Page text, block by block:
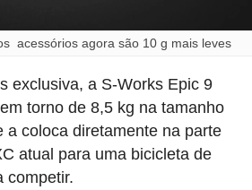
acessórios agora são 10 g mais leves
exclusiva, a S-Works Epic 9
torno de 8,5 kg na tamanho
a coloca diretamente na parte
atual para uma bicicleta de
competir.